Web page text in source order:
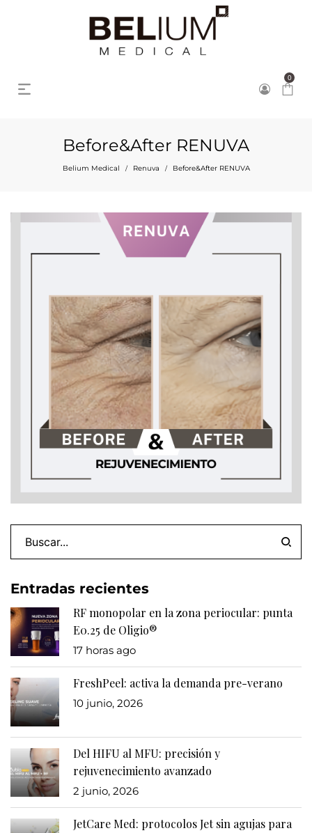
0
Before&After RENUVA
Belium Medical / Renuva / Before&After RENUVA
Entradas recientes
RF monopolar en la zona periocular: punta
E0.25 de Oligio®
17 horas ago
FreshPeel: activa la demanda pre-verano
10 junio, 2026
Del HIFU al MFU: precisión y
rejuvenecimiento avanzado
2 junio, 2026
JetCare Med: protocolos Jet sin agujas para